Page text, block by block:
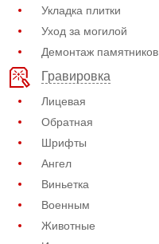
Укладка плитки
Уход за могилой
Демонтаж памятников
Гравировка
Лицевая
Обратная
Шрифты
Ангел
Виньетка
Военным
Животные